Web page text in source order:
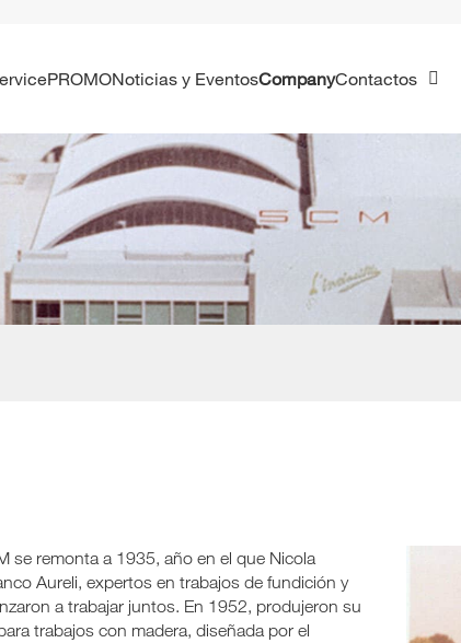
Service PROMO Noticias y Eventos Company Contactos
se remonta a 1935, año en el que Nicola
Aureli, expertos en trabajos de fundición y
a trabajar juntos. En 1952, produjeron su
trabajos con madera, diseñada por el